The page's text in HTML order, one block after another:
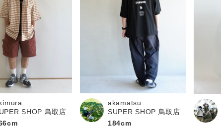
SHOP 鳥取店
akamatsu
SUPER SHOP 鳥取店
184cm